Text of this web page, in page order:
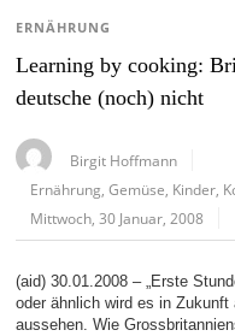
ERNÄHRUNG
Learning by cooking:
deutsche (noch) nicht
Birgit Hoffmann
Ernährung ,Gemüse Kinder
Mittwoch, 30 Januar, 2008
(aid) 30.01.2008 – „Erste
oder ähnlich wird es in
aussehen. Wie